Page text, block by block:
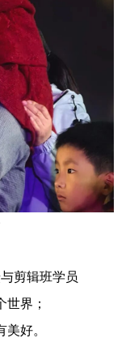
剪辑班学员
世界；
好。